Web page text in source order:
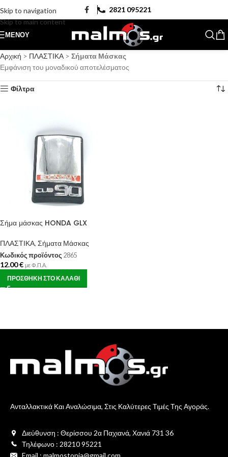
Skip to navigation
Skip to main content
2821 095221
ΜΕΝΟΎ
Αρχική > ΠΛΑΣΤΙΚΑ > Σήματα Μάσκας
Εμφάνιση του μοναδικού αποτελέσματος
Φίλτρα
Σήμα μάσκας HONDA GLX
ΠΛΑΣΤΙΚΑ, Σήματα Μάσκας
Κωδικός προϊόντος 2865
12.00€ με Φ.Π.Α.
ΠΡΟΣΘΉΚΗ ΣΤΟ ΚΑΛΆΘΙ
Ανταλλακτικά Και Αναλώσιμα, Στις Καλύτερες Τιμές Της Αγοράς.
Διεύθυνση : Θερίσσου 2α Παχιανά, Χανιά 731 36
Τηλέφωνο : 28210 95221
Email : malmostonia@gmail.com